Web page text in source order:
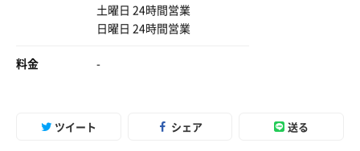
土曜日 24時間営業
日曜日 24時間営業
料金 -
ツイート シェア 送る